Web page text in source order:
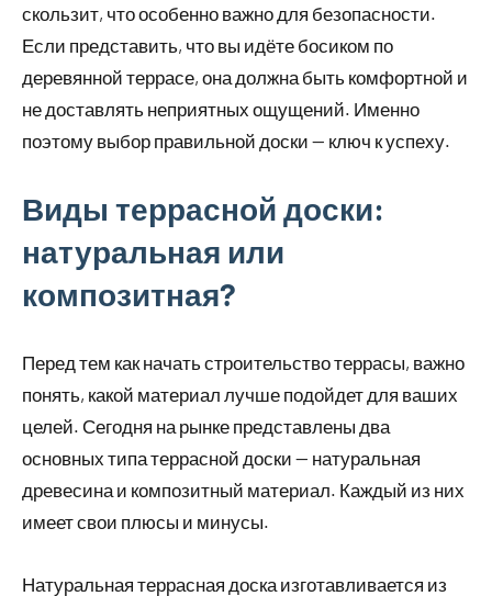
скользит, что особенно важно для безопасности.
Если представить, что вы идёте босиком по
деревянной террасе, она должна быть комфортной и
не доставлять неприятных ощущений. Именно
поэтому выбор правильной доски — ключ к успеху.
Виды террасной доски:
натуральная или
композитная?
Перед тем как начать строительство террасы, важно
понять, какой материал лучше подойдет для ваших
целей. Сегодня на рынке представлены два
основных типа террасной доски — натуральная
древесина и композитный материал. Каждый из них
имеет свои плюсы и минусы.
Натуральная террасная доска изготавливается из